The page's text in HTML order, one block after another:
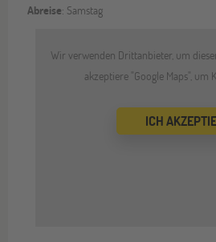
Abreise: Samstag
Wir verwenden Drittanbieter, um
akzeptiere "Google Maps", um
ICH